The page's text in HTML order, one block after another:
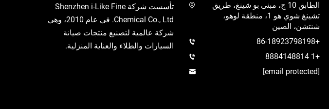
الطابق 10 ج، مبنى بو شينغ، طريق
تشينغ شوي هو 1، منطقة لوهو،
شنتشن، الصين
+86-18923798198
+1 8884148814
[email protected]
تأسست شركة Shenzhen i-Like Fine
Chemical Co., Ltd. في عام 2010، وهي
شركة عالمية لتصنيع منتجات صيانة
السيارات والطلاء والعناية المنزلية.